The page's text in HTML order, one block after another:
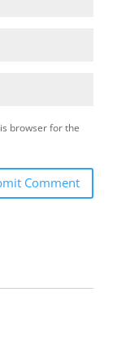
browser for the
Comment